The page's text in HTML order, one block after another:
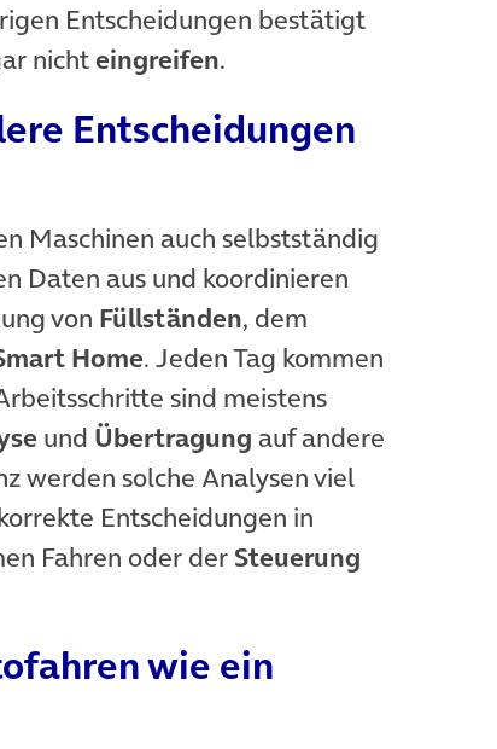
Entscheidungen bestätigt
nichteingreifen.
Entscheidungen
Maschinen auch selbstständig
Daten aus und koordinieren
von Füllständen, dem
Home. Jeden Tag kommen
sind meistens
und Übertragung auf andere
werden solche Analysen viel
Entscheidungen in
Fahren oder der Steuerung
wie ein